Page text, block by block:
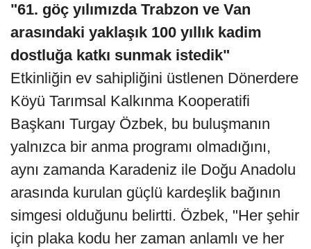
"61. göç yılımızda Trabzon ve Van
arasındaki yaklaşık 100 yıllık kadim
dostluğa katkı sunmak istedik"
Etkinliğin ev sahipliğini üstlenen Dönerdere
Köyü Tarımsal Kalkınma Kooperatifi
Başkanı Turgay Özbek, bu buluşmanın
yalnızca bir anma programı olmadığını,
aynı zamanda Karadeniz ile Doğu Anadolu
arasında kurulan güçlü kardeşlik bağının
simgesi olduğunu belirtti. Özbek, "Her şehir
için plaka kodu her zaman anlamlı ve her